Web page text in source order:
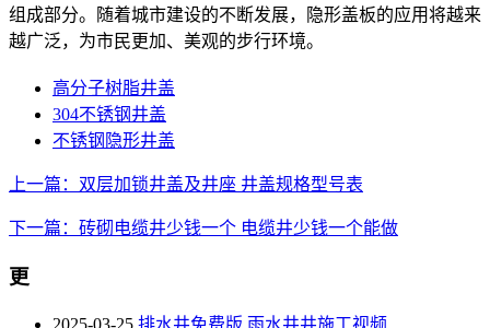
组成部分。随着城市建设的不断发展，隐形盖板的应用将越来
越广泛，为市民更加、美观的步行环境。
高分子树脂井盖
304不锈钢井盖
不锈钢隐形井盖
上一篇：双层加锁井盖及井座 井盖规格型号表
下一篇：砖砌电缆井少钱一个 电缆井少钱一个能做
更